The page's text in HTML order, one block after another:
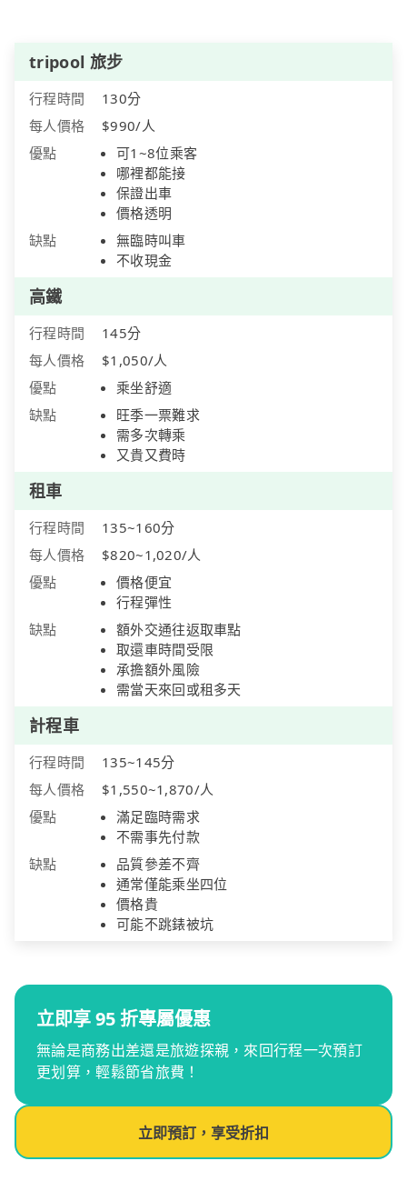
tripool 旅步
行程時間
130分
每人價格
$990/人
優點
可1~8位乘客
哪裡都能接
保證出車
價格透明
缺點
無臨時叫車
不收現金
高鐵
行程時間
145分
每人價格
$1,050/人
優點
乘坐舒適
缺點
旺季一票難求
需多次轉乘
又貴又費時
租車
行程時間
135~160分
每人價格
$820~1,020/人
優點
價格便宜
行程彈性
缺點
額外交通往返取車點
取還車時間受限
承擔額外風險
需當天來回或租多天
計程車
行程時間
135~145分
每人價格
$1,550~1,870/人
優點
滿足臨時需求
不需事先付款
缺點
品質參差不齊
通常僅能乘坐四位
價格貴
可能不跳錶被坑
立即享 95 折專屬優惠
無論是商務出差還是旅遊探親，來回行程一次預訂
更划算，輕鬆節省旅費！
立即預訂，享受折扣